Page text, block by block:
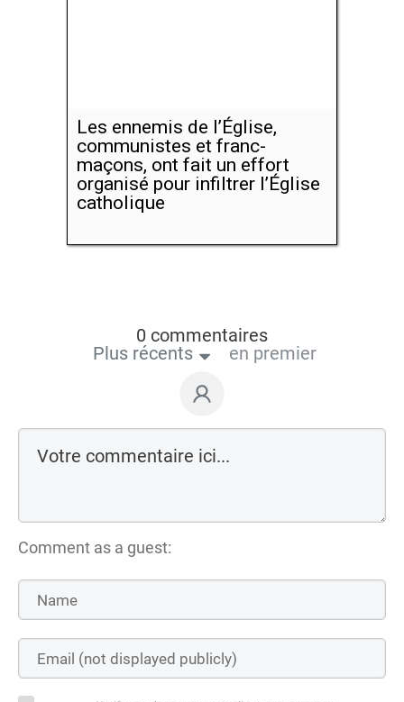
Les ennemis de l’Église,
communistes et franc-
maçons, ont fait un effort
organisé pour infiltrer l’Église
catholique
0 commentaires
Plus récents
en premier
Comment as a guest: